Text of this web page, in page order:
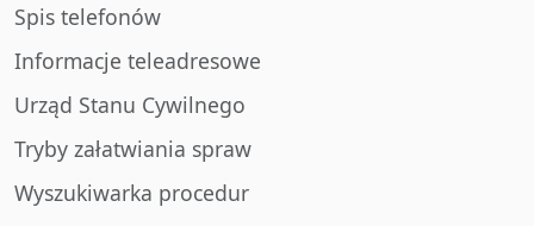
Spis telefonów
Informacje teleadresowe
Urząd Stanu Cywilnego
Tryby załatwiania spraw
Wyszukiwarka procedur